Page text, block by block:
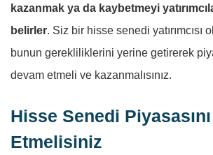
kazanmak ya da kaybetmeyi
belirler. Siz bir hisse senedi yatırımcısı
bunun gerekliliklerini yerine getirerek
devam etmeli ve kazanmalısınız.
Hisse Senedi
Etmelisiniz